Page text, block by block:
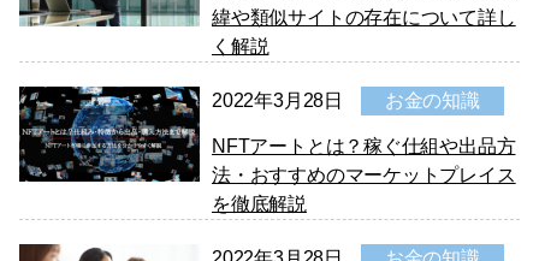
緯や類似サイトの存在について詳し
く解説
2022年3月28日 お金の知識
NFTアートとは？稼ぐ仕組や出品方
法・おすすめのマーケットプレイス
を徹底解説